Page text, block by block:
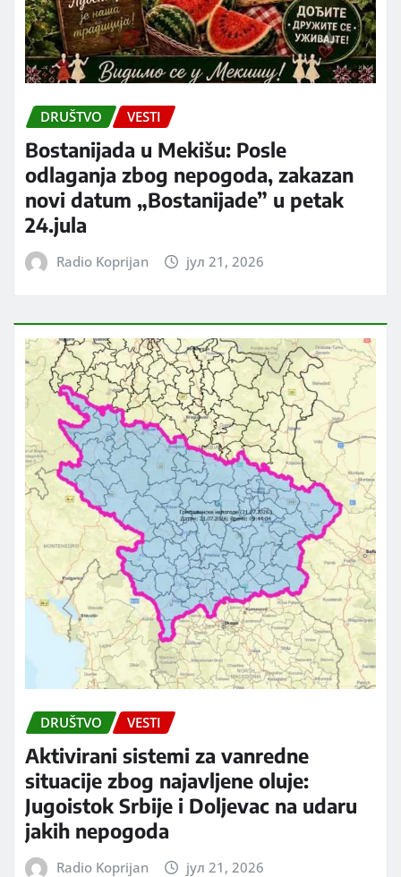
DRUŠTVO VESTI
Bostanijada u Mekišu: Posle
odlaganja zbog nepogoda, zakazan
novi datum „Bostanijade” u petak
24.jula
Radio Koprijan јул 21, 2026
DRUŠTVO VESTI
Aktivirani sistemi za vanredne
situacije zbog najavljene oluje:
Jugoistok Srbije i Doljevac na udaru
jakih nepogoda
Radio Koprijan јул 21, 2026